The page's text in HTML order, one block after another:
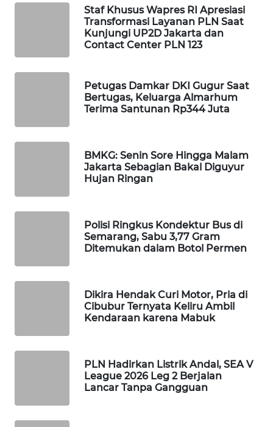
Staf Khusus Wapres RI Apresiasi
Transformasi Layanan PLN Saat
Kunjungi UP2D Jakarta dan
Contact Center PLN 123
Petugas Damkar DKI Gugur Saat
Bertugas, Keluarga Almarhum
Terima Santunan Rp344 Juta
BMKG: Senin Sore Hingga Malam
Jakarta Sebagian Bakal Diguyur
Hujan Ringan
Polisi Ringkus Kondektur Bus di
Semarang, Sabu 3,77 Gram
Ditemukan dalam Botol Permen
Dikira Hendak Curi Motor, Pria di
Cibubur Ternyata Keliru Ambil
Kendaraan karena Mabuk
PLN Hadirkan Listrik Andal, SEA V
League 2026 Leg 2 Berjalan
Lancar Tanpa Gangguan
TRAVEL
WAHANANEWS
CO ID
WAHANA